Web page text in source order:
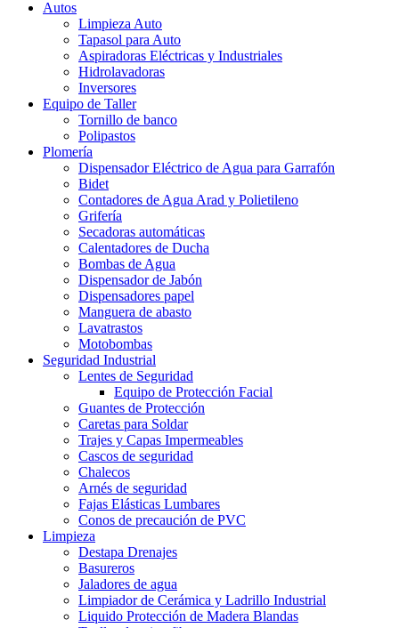
Autos
Limpieza Auto
Tapasol para Auto
Aspiradoras Eléctricas y Industriales
Hidrolavadoras
Inversores
Equipo de Taller
Tornillo de banco
Polipastos
Plomería
Dispensador Eléctrico de Agua para Garrafón
Bidet
Contadores de Agua Arad y Polietileno
Grifería
Secadoras automáticas
Calentadores de Ducha
Bombas de Agua
Dispensador de Jabón
Dispensadores papel
Manguera de abasto
Lavatrastos
Motobombas
Seguridad Industrial
Lentes de Seguridad
Equipo de Protección Facial
Guantes de Protección
Caretas para Soldar
Trajes y Capas Impermeables
Cascos de seguridad
Chalecos
Arnés de seguridad
Fajas Elásticas Lumbares
Conos de precaución de PVC
Limpieza
Destapa Drenajes
Basureros
Jaladores de agua
Limpiador de Cerámica y Ladrillo Industrial
Liquido Protección de Madera Blandas